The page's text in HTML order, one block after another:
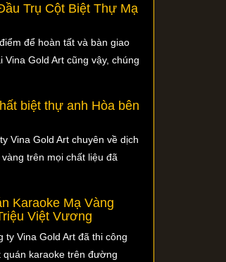
Trụ Cột Biệt Thự Mạ
để hoàn tất và bàn giao
Vina Gold Art cũng vậy, chúng
biệt thự anh Hòa bên
Vina Gold Art chuyên về dịch
trên mọi chất liệu đã
Karaoke Mạ Vàng
Việt Vương
ty Vina Gold Art đã thi công
quán karaoke trên đường